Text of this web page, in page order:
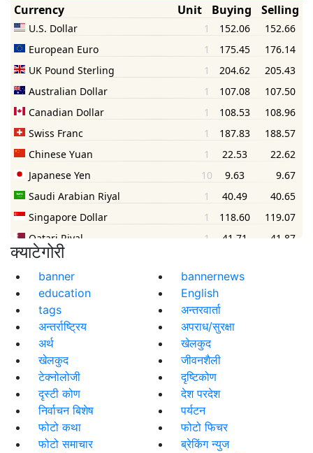
क्याटेगोरी
banner
bannernews
education
English
tags
अन्तरवार्ता
अन्तर्राष्ट्रिय
अपराध/सुरक्षा
अर्थ
खेलकुद
खेलकुद
जीवनशैली
टेक्नोलोजी
दृष्टिकोण
दृस्टी कोण
देश परदेश
निर्वाचन बिशेष
पर्यटन
फोटो कथा
फोटो फिचर
फोटो समाचार
ब्रेकिंग न्युज